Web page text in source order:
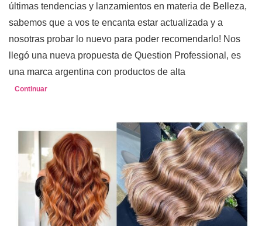
últimas tendencias y lanzamientos en materia de Belleza,
sabemos que a vos te encanta estar actualizada y a
nosotras probar lo nuevo para poder recomendarlo! Nos
llegó una nueva propuesta de Question Professional, es
una marca argentina con productos de alta
Continuar